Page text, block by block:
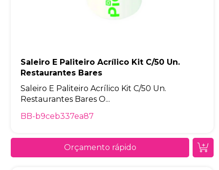
Saleiro E Paliteiro Acrílico Kit C/50 Un.
Restaurantes Bares
Saleiro E Paliteiro Acrílico Kit C/50 Un.
Restaurantes Bares O...
BB-b9ceb337ea87
Orçamento rápido